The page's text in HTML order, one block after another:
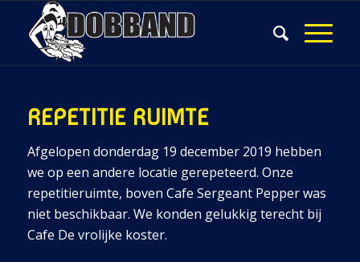
REPETITIE RUIMTE
Afgelopen donderdag 19 december 2019 hebben
we op een andere locatie gerepeteerd. Onze
repetitieruimte, boven Cafe Sergeant Pepper was
niet beschikbaar. We konden gelukkig terecht bij
Cafe De vrolijke koster.